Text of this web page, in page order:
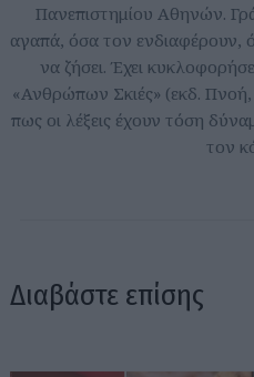
Πανεπιστημίου Αθηνών.
αγαπά, όσα τον ενδιαφέρουν,
να ζήσει. Έχει
«Ανθρώπων Σκιές» (εκδ. Πνοή,
πως οι λέξεις έχουν τόση
τον
Διαβάστε επίσης